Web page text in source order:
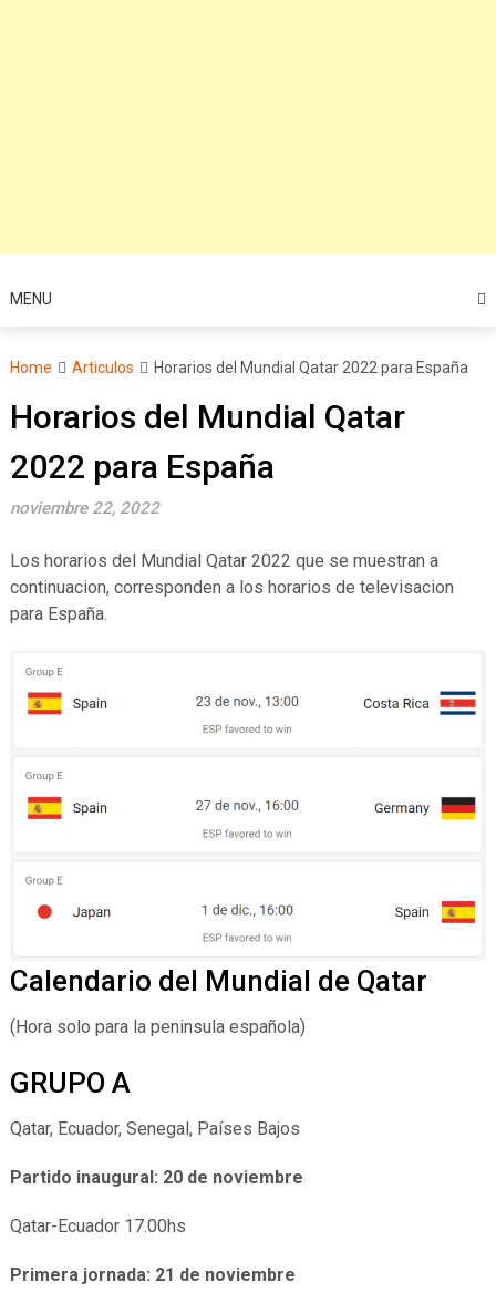
MENU
Home Articulos Horarios del Mundial Qatar 2022 para España
Horarios del Mundial Qatar
2022 para España
noviembre 22, 2022
Los horarios del Mundial Qatar 2022 que se muestran a
continuacion, corresponden a los horarios de televisacion
para España.
Calendario del Mundial de Qatar
(Hora solo para la peninsula española)
GRUPO A
Qatar, Ecuador, Senegal, Países Bajos
Partido inaugural: 20 de noviembre
Qatar-Ecuador 17.00hs
Primera jornada: 21 de noviembre